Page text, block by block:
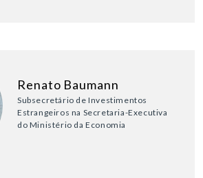
Renato Baumann
Subsecretário de Investimentos
Estrangeiros na Secretaria-Executiva
do Ministério da Economia